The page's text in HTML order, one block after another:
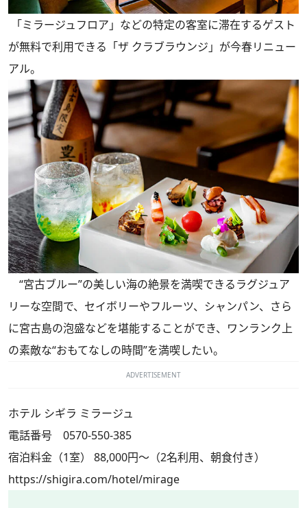
「ミラージュフロア」などの特定の客室に滞在するゲスト
が無料で利用できる「ザ クラブラウンジ」が今春リニュー
アル。
“宮古ブルー”の美しい海の絶景を満喫できるラグジュア
リーな空間で、セイボリーやフルーツ、シャンパン、さら
に宮古島の泡盛などを堪能することができ、ワンランク上
の素敵な“おもてなしの時間”を満喫したい。
ADVERTISEMENT
ホテル シギラ ミラージュ
電話番号 0570-550-385
宿泊料金（1室） 88,000円〜（2名利用、朝食付き）
https://shigira.com/hotel/mirage